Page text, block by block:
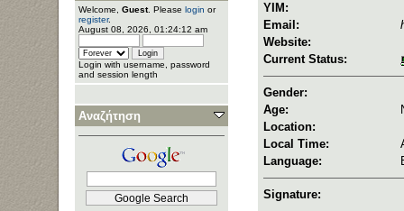
Welcome, Guest. Please login or
register.
August 08, 2026, 01:24:12 am
Login with username, password
and session length
Αναζήτηση
YIM:
Email:
Website:
Current Status:
Gender:
Age:
Location:
Local Time:
Language:
Signature: